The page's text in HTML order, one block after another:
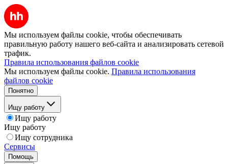
Мы используем файлы cookie, чтобы обеспечивать
правильную работу нашего веб-сайта и анализировать сетевой
трафик.
Правила использования файлов cookie
Мы используем файлы cookie. Правила использования
файлов cookie
Понятно
Ищу работу
Ищу работу
Ищу работу
Ищу сотрудника
Сервисы
Помощь